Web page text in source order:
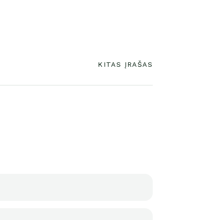
KITAS ĮRAŠAS